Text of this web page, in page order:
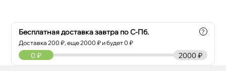
Бесплатная доставка завтра по С-Пб.
Доставка200 ₽, еще2000 ₽ и будет 0 ₽
?
2000 ₽
0 ₽